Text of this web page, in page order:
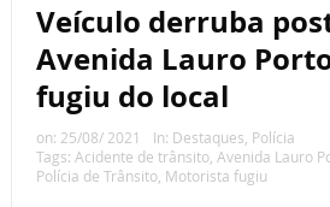
Veículo derruba
Avenida Lauro
fugiu do local
on: 25/08/ 2021 In: Destaques, Polícia
Tags: Acidente de trânsito, Avenida Lauro
Polícia de Trânsito, Motorista fugiu